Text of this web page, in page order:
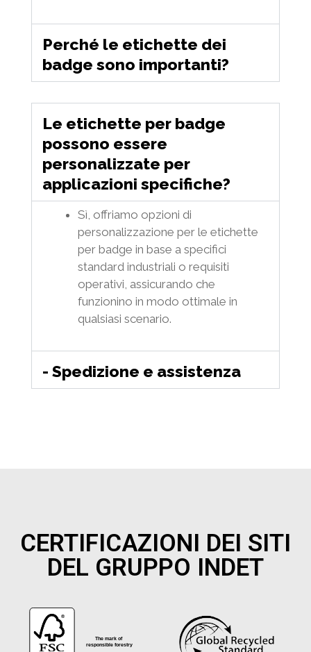
Perché le etichette dei
badge sono importanti?
Le etichette per badge
possono essere
personalizzate per
applicazioni specifiche?
Sì, offriamo opzioni di
personalizzazione per le etichette
per badge in base a specifici
standard industriali o requisiti
operativi, assicurando che
funzionino in modo ottimale in
qualsiasi scenario.
- Spedizione e assistenza
CERTIFICAZIONI DEI SITI
DEL GRUPPO INDET
®
The mark of
responsible forestry